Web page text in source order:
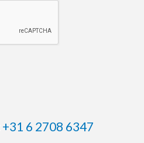
+31 6 2708 6347